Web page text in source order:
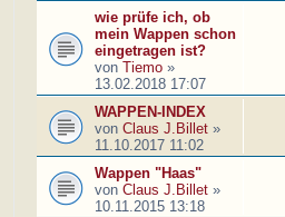
wie prüfe ich, ob
mein Wappen schon
eingetragen ist?
von Tiemo »
13.02.2018 17:07
WAPPEN-INDEX
von Claus J.Billet »
11.10.2017 11:02
Wappen "Haas"
von Claus J.Billet »
10.11.2015 13:18